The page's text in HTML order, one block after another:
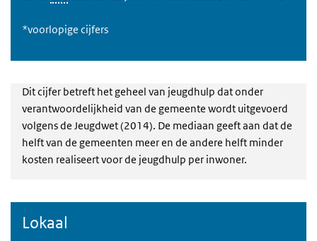
*voorlopige cijfers
Dit cijfer betreft het geheel van jeugdhulp dat onder
verantwoordelijkheid van de gemeente wordt uitgevoerd
volgens de Jeugdwet (2014). De mediaan geeft aan dat de
helft van de gemeenten meer en de andere helft minder
kosten realiseert voor de jeugdhulp per inwoner.
Lokaal